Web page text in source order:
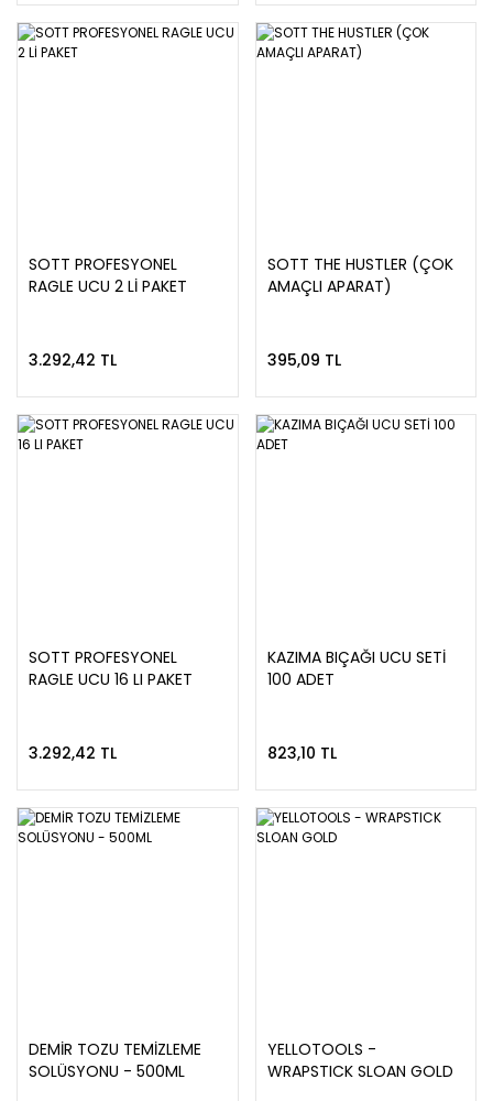
SOTT PROFESYONEL
RAGLE UCU 2 Lİ PAKET
3.292,42 TL
SOTT THE HUSTLER (ÇOK
AMAÇLI APARAT)
395,09 TL
SOTT PROFESYONEL
RAGLE UCU 16 LI PAKET
3.292,42 TL
KAZIMA BIÇAĞI UCU SETİ
100 ADET
823,10 TL
DEMİR TOZU TEMİZLEME
SOLÜSYONU - 500ML
YELLOTOOLS -
WRAPSTICK SLOAN GOLD